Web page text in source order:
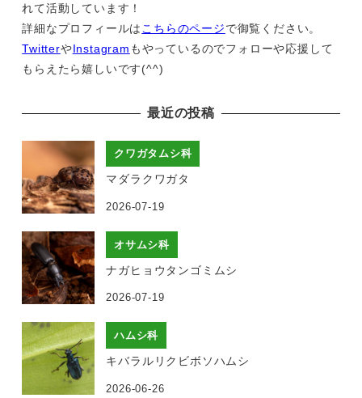
れて活動しています！
詳細なプロフィールは こちらのページで御覧ください。
TwitterやInstagram もやっているのでフォローや応援して
もらえたら嬉しいです(^^)
最近の投稿
クワガタムシ科
マダラクワガタ
2026-07-19
オサムシ科
ナガヒョウタンゴミムシ
2026-07-19
ハムシ科
キバラルリクビボソハムシ
2026-06-26